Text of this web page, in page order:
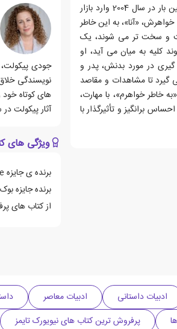
کتاب «به خاطر خواهرم» رمانی نوشته ی «جودی پیکو» است که نخستین بار در سال 2004 وارد بازار
«آنا»، به این خاطر
و سخت تر می شوند، یک
کلیه به میان می آید، او
در مورد بدنش، پدر و
گیرد تا مشاهدات و مقاصد
خواهرم»، با مهارت،
برانگیز و تأثیرگذار با
نویسندگی
های کوتاه
آثار پیکولت در
ویژگی های
برنده ی جایزه Audie سال 2005
برنده جایزه بوک
از کتاب های
ادبیات داستانی ادبیات معاصر
پرفروش ترین کتاب های نیویورک تایمز